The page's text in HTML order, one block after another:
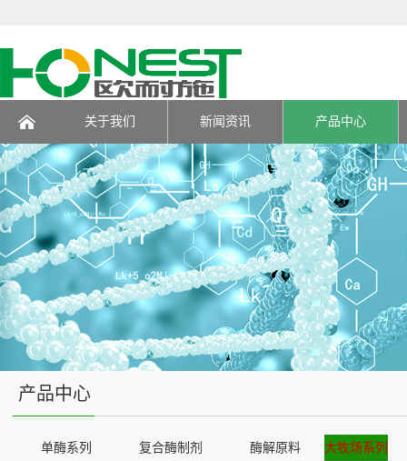
页
关于我们 新闻资讯 产品中心
产品中心
单酶系列 复合酶制剂 酶解原料 大牧场系列